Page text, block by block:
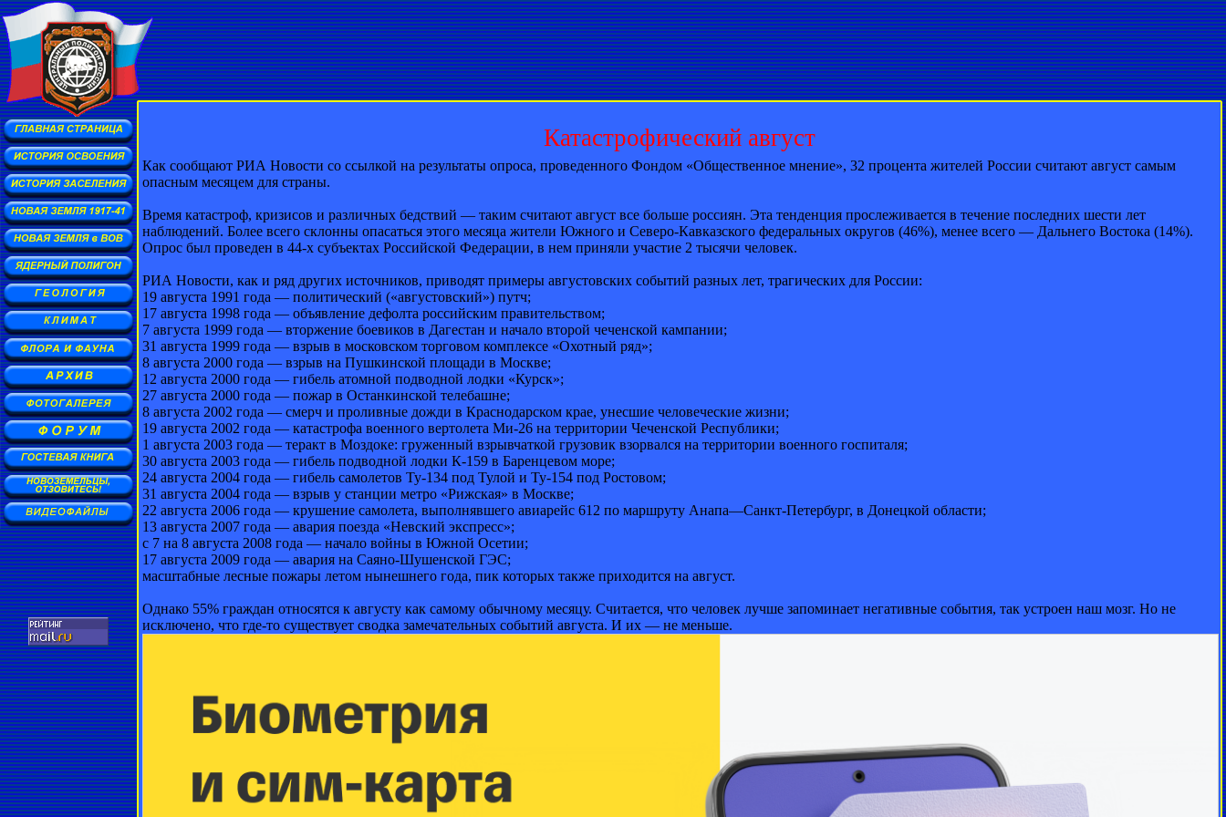
Катастрофический август
Как сообщают РИА Новости со ссылкой на результаты опроса, проведенного Фондом «Общественное мнение», 32 процента жителей России считают август самым
опасным месяцем для страны.
Время катастроф, кризисов и различных бедствий — таким считают август все больше россиян. Эта тенденция прослеживается в течение последних шести лет
наблюдений. Более всего склонны опасаться этого месяца жители Южного и Северо-Кавказского федеральных округов (46%), менее всего — Дальнего Востока (14%).
Опрос был проведен в 44-х субъектах Российской Федерации, в нем приняли участие 2 тысячи человек.
РИА Новости, как и ряд других источников, приводят примеры августовских событий разных лет, трагических для России:
19 августа 1991 года — политический («августовский») путч;
17 августа 1998 года — объявление дефолта российским правительством;
7 августа 1999 года — вторжение боевиков в Дагестан и начало второй чеченской кампании;
31 августа 1999 года — взрыв в московском торговом комплексе «Охотный ряд»;
8 августа 2000 года — взрыв на Пушкинской площади в Москве;
12 августа 2000 года — гибель атомной подводной лодки «Курск»;
27 августа 2000 года — пожар в Останкинской телебашне;
8 августа 2002 года — смерч и проливные дожди в Краснодарском крае, унесшие человеческие жизни;
19 августа 2002 года — катастрофа военного вертолета Ми-26 на территории Чеченской Республики;
1 августа 2003 года — теракт в Моздоке: груженный взрывчаткой грузовик взорвался на территории военного госпиталя;
30 августа 2003 года — гибель подводной лодки К-159 в Баренцевом море;
24 августа 2004 года — гибель самолетов Ту-134 под Тулой и Ту-154 под Ростовом;
31 августа 2004 года — взрыв у станции метро «Рижская» в Москве;
22 августа 2006 года — крушение самолета, выполнявшего авиарейс 612 по маршруту Анапа—Санкт-Петербург, в Донецкой области;
13 августа 2007 года — авария поезда «Невский экспресс»;
с 7 на 8 августа 2008 года — начало войны в Южной Осетии;
17 августа 2009 года — авария на Саяно-Шушенской ГЭС;
масштабные лесные пожары летом нынешнего года, пик которых также приходится на август.
Однако 55% граждан относятся к августу как самому обычному месяцу. Считается, что человек лучше запоминает негативные события, так устроен наш мозг. Но не
исключено, что где-то существует сводка замечательных событий августа. И их — не меньше.